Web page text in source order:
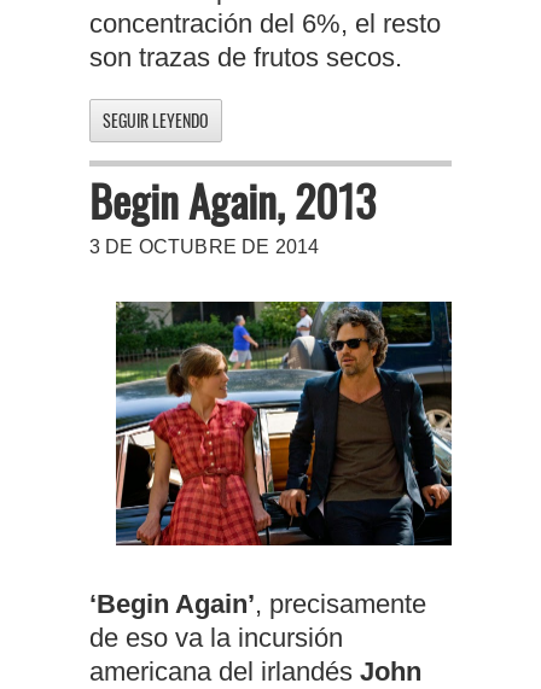
concentración del 6%, el resto
son trazas de frutos secos.
SEGUIR LEYENDO
Begin Again, 2013
3 DE OCTUBRE DE 2014
‘Begin Again’, precisamente
de eso va la incursión
americana del irlandés John